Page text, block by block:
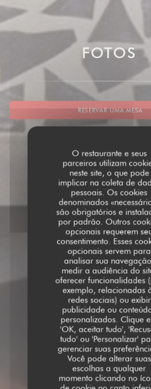
O restaurante e seus
parceiros utilizam
neste site, o que pode
implicar na coleta de
pessoais. Os cookies
denominados
são obrigatórios e
por padrão. Outros
opcionais requerem
consentimento. Esses
opcionais servem para
analisar sua
medir a audiência do
oferecer funcionalidades
exemplo, relacionadas
redes sociais) ou exibir
publicidade ou
personalizados. Clique
'OK, aceitar tudo',
tudo' ou 'Personalizar'
gerenciar suas
Você pode alterar suas
escolhas a qualquer
momento clicando no
FOTOS
RESERVAR UMA MESA